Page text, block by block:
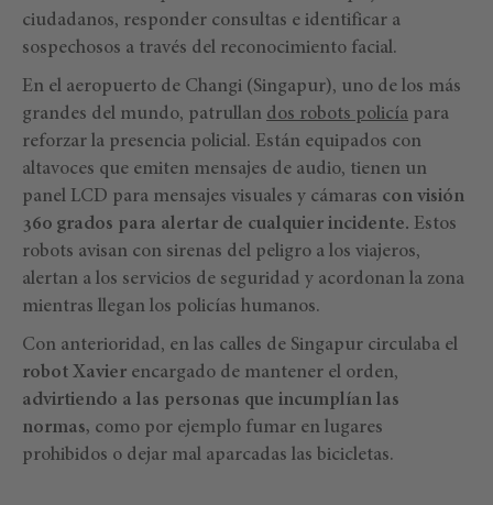
ciudadanos, responder consultas e identificar a
sospechosos a través del reconocimiento facial.
En el aeropuerto de Changi (Singapur), uno de los más
grandes del mundo, patrullan dos robots policía para
reforzar la presencia policial. Están equipados con
altavoces que emiten mensajes de audio, tienen un
panel LCD para mensajes visuales y cámaras con visión
360 grados para alertar de cualquier incidente. Estos
robots avisan con sirenas del peligro a los viajeros,
alertan a los servicios de seguridad y acordonan la zona
mientras llegan los policías humanos.
Con anterioridad, en las calles de Singapur circulaba el
robot Xavier encargado de mantener el orden,
advirtiendo a las personas que incumplían las
normas, como por ejemplo fumar en lugares
prohibidos o dejar mal aparcadas las bicicletas.